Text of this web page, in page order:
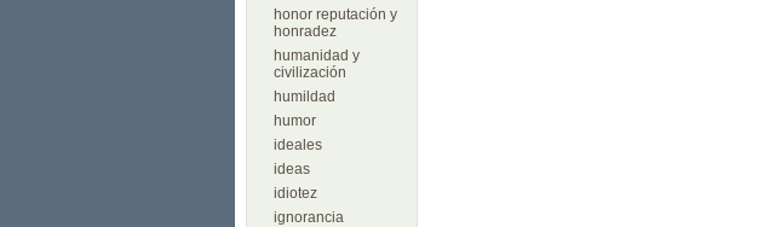
honor reputación y
honradez
humanidad y
civilización
humildad
humor
ideales
ideas
idiotez
ignorancia